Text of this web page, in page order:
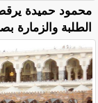
محمود حميدة
الطلبة والزمارة